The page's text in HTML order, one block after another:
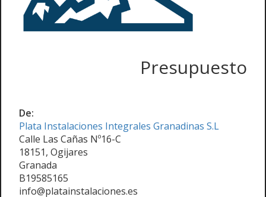
Presupuesto
De:
Plata Instalaciones Integrales Granadinas S.L
Calle Las Cañas Nº16-C
18151, Ogijares
Granada
B19585165
info@platainstalaciones.es